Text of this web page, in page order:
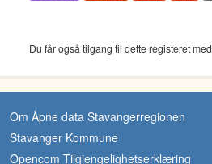
Du får også tilgang til dette registeret med
Om Åpne data Stavangerregionen
Stavanger Kommune
Opencom Tilgjengelighetserklæring